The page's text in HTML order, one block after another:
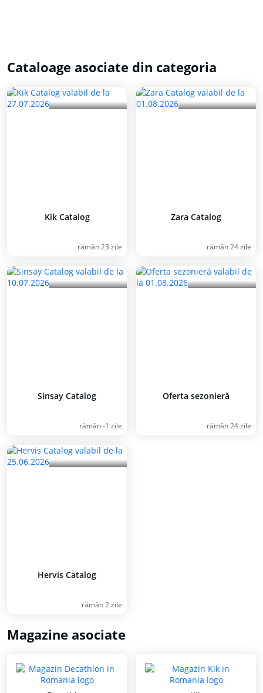
Cataloage asociate din categoria
Kik Catalog
rămân 23 zile
Zara Catalog
rămân 24 zile
Sinsay Catalog
rămân -1 zile
Oferta sezonieră
rămân 24 zile
Hervis Catalog
rămân 2 zile
Magazine asociate